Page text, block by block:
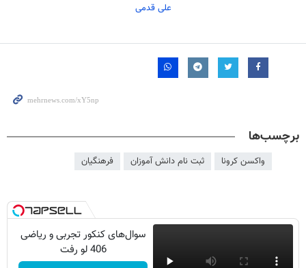
علی قدمی
برچسب‌ها
واکسن کرونا ثبت نام دانش آموزان فرهنگیان
سوال‌های کنکور تجربی و ریاضی
406 لو رفت